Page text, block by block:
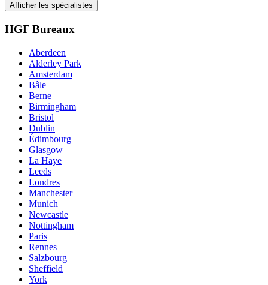
Afficher les spécialistes
HGF Bureaux
Aberdeen
Alderley Park
Amsterdam
Bâle
Berne
Birmingham
Bristol
Dublin
Édimbourg
Glasgow
La Haye
Leeds
Londres
Manchester
Munich
Newcastle
Nottingham
Paris
Rennes
Salzbourg
Sheffield
York